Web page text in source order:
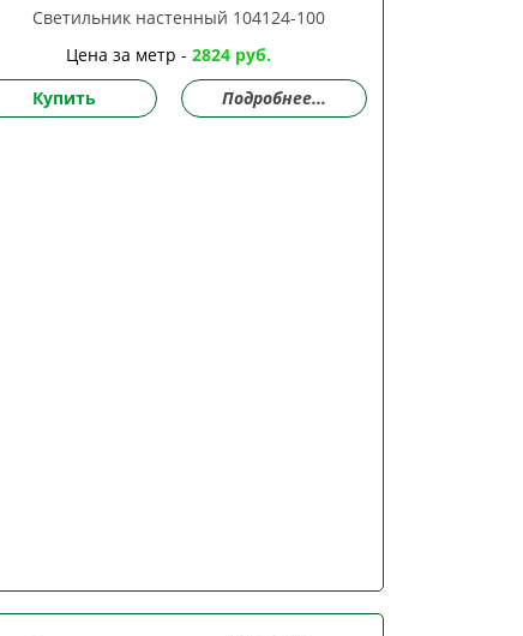
Цена за метр -2824 руб.
Купить
Подробнее...